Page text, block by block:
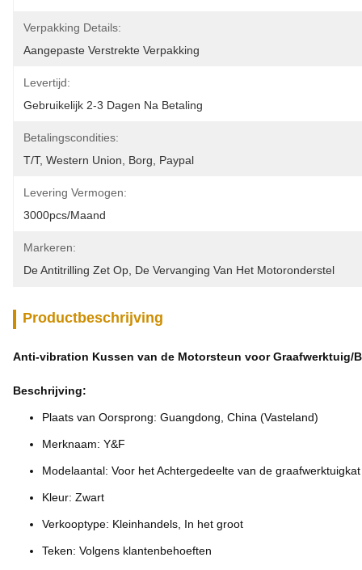
Verpakking Details:
Aangepaste Verstrekte Verpakking
Levertijd:
Gebruikelijk 2-3 Dagen Na Betaling
Betalingscondities:
T/T, Western Union, Borg, Paypal
Levering Vermogen:
3000pcs/maand
Markeren:
De Antitrilling Zet Op De Vervanging Van Het Motoronderstel
Productbeschrijving
Anti-vibration Kussen van de Motorsteun voor Graafwerktuig/
Beschrijving:
Plaats van Oorsprong: Guangdong, China (Vasteland)
Merknaam: Y&F
Modelaantal: Voor het Achtergedeelte van de
Kleur: Zwart
Verkooptype: Kleinhandels, In het groot
Teken: Volgens klantenbehoeften